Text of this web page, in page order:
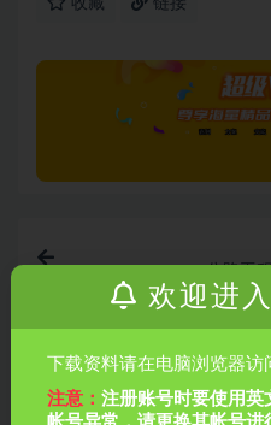
收藏 链接
公路工
开工前准备工作(PPT)
欢迎进
下载资料请在电脑浏览器访
注意：注册账号时要使用英